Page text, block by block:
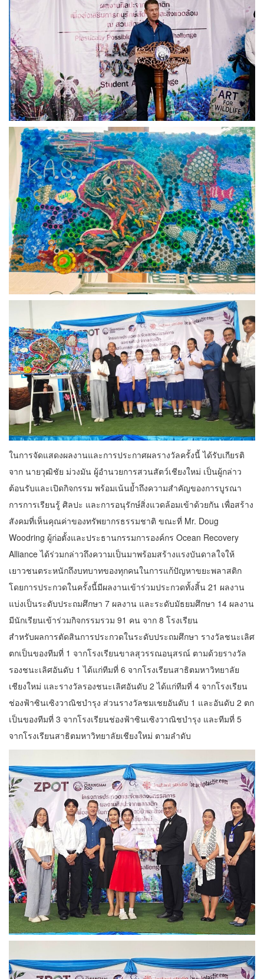
ในการจัดแสดงผลงานและการประกาศผลรางวัลครั้งนี้ ได้รับเกียรติ
จาก นายวุฒิชัย ม่วงมัน ผู้อำนวยการสวนสัตว์เชียงใหม่ เป็นผู้กล่าว
ต้อนรับและเปิดกิจกรรม พร้อมเน้นย้ำถึงความสำคัญของการบูรณา
การการเรียนรู้ ศิลปะ และการอนุรักษ์สิ่งแวดล้อมเข้าด้วยกัน เพื่อสร้าง
สังคมที่เห็นคุณค่าของทรัพยากรธรรมชาติ ขณะที่ Mr. Doug
Woodring ผู้ก่อตั้งและประธานกรรมการองค์กร Ocean Recovery
Alliance ได้ร่วมกล่าวถึงความเป็นมาพร้อมสร้างแรงบันดาลใจให้
เยาวชนตระหนักถึงบทบาทของทุกคนในการแก้ปัญหาขยะพลาสติก
โดยการประกวดในครั้งนี้มีผลงานเข้าร่วมประกวดทั้งสิ้น 21 ผลงาน
แบ่งเป็นระดับประถมศึกษา 7 ผลงาน และระดับมัธยมศึกษา 14 ผลงาน
มีนักเรียนเข้าร่วมกิจกรรมรวม 91 คน จาก 8 โรงเรียน
สำหรับผลการตัดสินการประกวดในระดับประถมศึกษา รางวัลชนะเลิศ
ตกเป็นของทีมที่ 1 จากโรงเรียนขาลสุวรรณอนุสรณ์ ตามด้วยรางวัล
รองชนะเลิศอันดับ 1 ได้แก่ทีมที่ 6 จากโรงเรียนสาธิตมหาวิทยาลัย
เชียงใหม่ และรางวัลรองชนะเลิศอันดับ 2 ได้แก่ทีมที่ 4 จากโรงเรียน
ช่องฟ้าซินเซิงวาณิชบำรุง ส่วนรางวัลชมเชยอันดับ 1 และอันดับ 2 ตก
เป็นของทีมที่ 3 จากโรงเรียนช่องฟ้าซินเซิงวาณิชบำรุง และทีมที่ 5
จากโรงเรียนสาธิตมหาวิทยาลัยเชียงใหม่ ตามลำดับ